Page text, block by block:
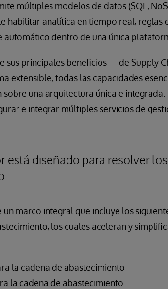
múltiples modelos de datos (SQL,
habilitar analítica en tiempo real, reglas
automático dentro de una única
principales beneficios— de Supply
extensible, todas las capacidades
una arquitectura única e integrada.
e integrar múltiples servicios de
está diseñado para resolver
marco integral que incluye los
los cuales aceleran y
la cadena de abastecimiento
la cadena de abastecimiento